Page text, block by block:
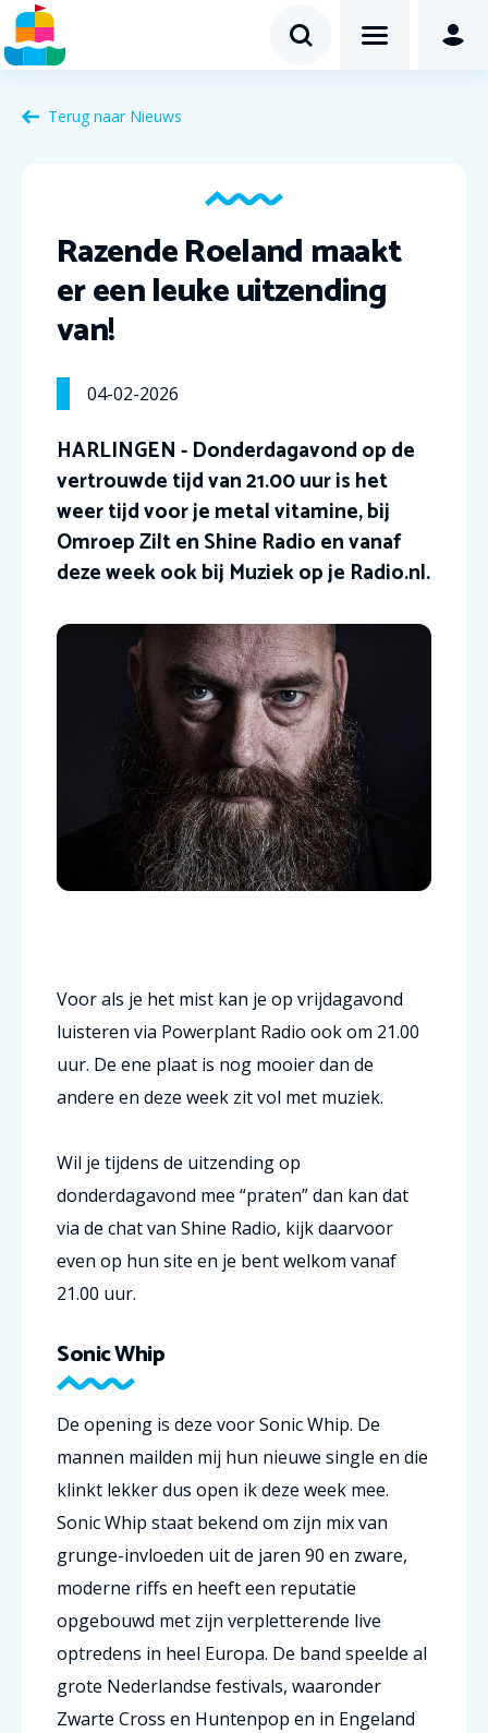
Terug naar Nieuws
Razende Roeland maakt
er een leuke uitzending
van!
04-02-2026
HARLINGEN - Donderdagavond op de
vertrouwde tijd van 21.00 uur is het
weer tijd voor je metal vitamine, bij
Omroep Zilt en Shine Radio en vanaf
deze week ook bij Muziek op je Radio.nl.
Voor als je het mist kan je op vrijdagavond
luisteren via Powerplant Radio ook om 21.00
uur. De ene plaat is nog mooier dan de
andere en deze week zit vol met muziek.
Wil je tijdens de uitzending op
donderdagavond mee “praten” dan kan dat
via de chat van Shine Radio, kijk daarvoor
even op hun site en je bent welkom vanaf
21.00 uur.
Sonic Whip
De opening is deze voor Sonic Whip. De
mannen mailden mij hun nieuwe single en die
klinkt lekker dus open ik deze week mee.
Sonic Whip staat bekend om zijn mix van
grunge-invloeden uit de jaren 90 en zware,
moderne riffs en heeft een reputatie
opgebouwd met zijn verpletterende live
optredens in heel Europa. De band speelde al
grote Nederlandse festivals, waaronder
Zwarte Cross en Huntenpop en in Engeland